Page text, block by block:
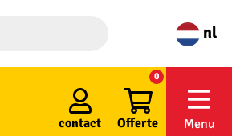
nl
contact Offerte
0
Menu